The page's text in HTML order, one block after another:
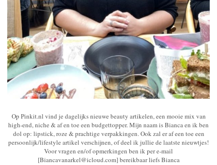
Op Pinkit.nl vind je dagelijks nieuwe beauty artikelen, een mooie mix van
high-end, niche & af en toe een budgettopper. Mijn naam is Bianca en ik ben
dol op: lipstick, roze & prachtige verpakkingen. Ook zal er af een toe een
persoonlijk/lifestyle artikel verschijnen, of deel ik jullie de laatste nieuwtjes!
Voor vragen en/of opmerkingen ben ik per e-mail
[Biancavanarkel@icloud.com] bereikbaar liefs Bianca